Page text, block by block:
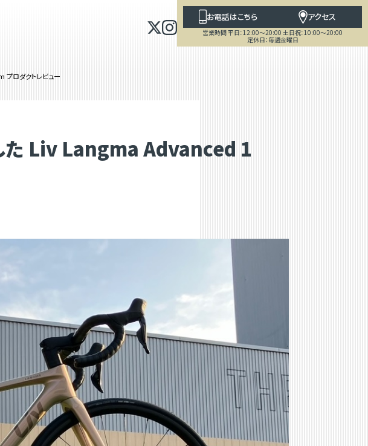
お電話はこちら アクセス
営業時間 平日：12:00～20:00 土日祝：10:00～20:00
定休日：毎週金曜日
プロダクトレビュー
た Liv Langma Advanced 1